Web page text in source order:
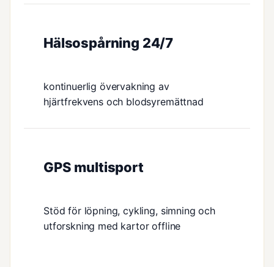
Hälsospårning 24/7
kontinuerlig övervakning av
hjärtfrekvens och blodsyremättnad
GPS multisport
Stöd för löpning, cykling, simning och
utforskning med kartor offline